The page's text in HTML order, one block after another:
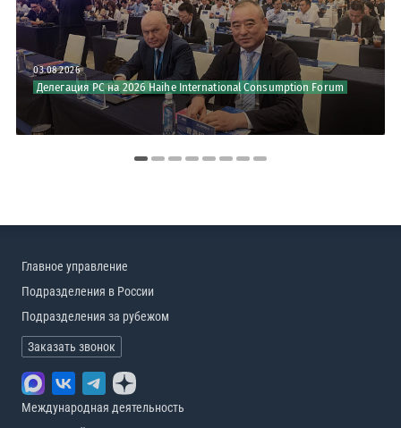
03.08.2026
Делегация РС на 2026 Haihe International Consumption Forum
Главное управление
Подразделения в России
Подразделения за рубежом
Заказать звонок
Международная деятельность